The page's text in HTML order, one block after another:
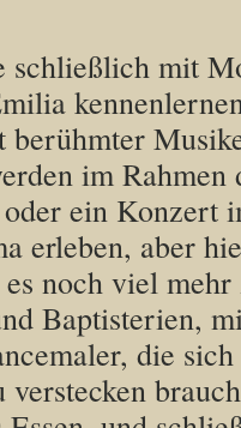
schließlich mit
berühmter
im Rahmen
ein Konzert
erleben, aber
noch viel mehr
Baptisterien,
die